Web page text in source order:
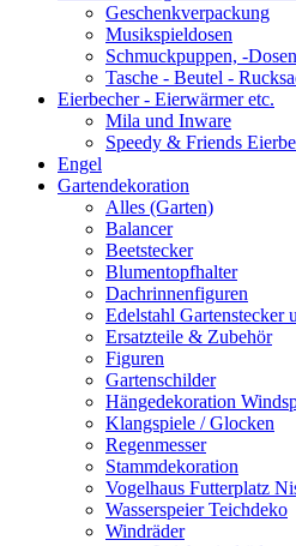
Geschenkverpackung
Musikspieldosen
Schmuckpuppen, -
Tasche - Beutel -
Eierbecher - Eierwärmer etc.
Mila und Inware
Speedy & Friends
Engel
Gartendekoration
Alles (Garten)
Balancer
Beetstecker
Blumentopfhalter
Dachrinnenfiguren
Edelstahl Gartenstecker
Ersatzteile & Zubehör
Figuren
Gartenschilder
Hängedekoration
Klangspiele / Glocken
Regenmesser
Stammdekoration
Vogelhaus Futterplatz
Wasserspeier Teichdeko
Windräder